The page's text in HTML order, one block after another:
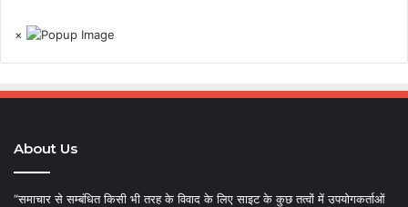
×
About Us
“समाचार से सम्बंधित किसी भी तरह के विवाद के लिए साइट के कुछ तत्वों में उपयोगकर्ताओं